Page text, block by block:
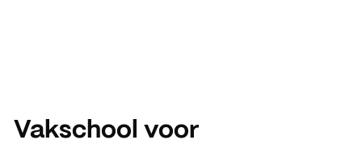
Vakschool voor